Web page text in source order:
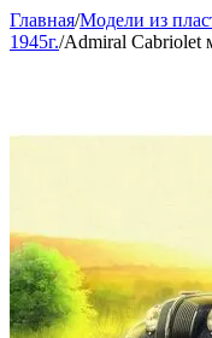
Главная/Модели из
1945г./Admiral Cabriolet